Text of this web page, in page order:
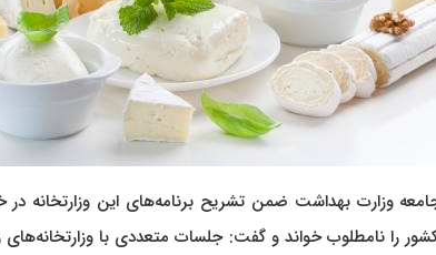
جامعه وزارت بهداشت ضمن تشریح برنامه‌های این
را نامطلوب خواند و گفت: جلسات متعددی با وزارتخانه‌های